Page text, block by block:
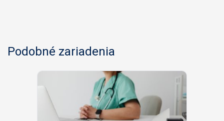
Podobné zariadenia